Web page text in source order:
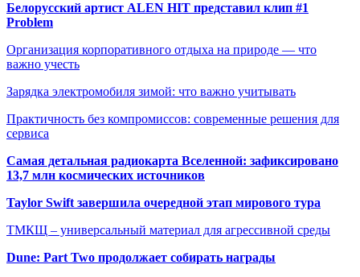
Белорусский артист ALEN HIT представил клип #1
Problem
Организация корпоративного отдыха на природе — что
важно учесть
Зарядка электромобиля зимой: что важно учитывать
Практичность без компромиссов: современные решения для
сервиса
Самая детальная радиокарта Вселенной: зафиксировано
13,7 млн космических источников
Taylor Swift завершила очередной этап мирового тура
ТМКЩ – универсальный материал для агрессивной среды
Dune: Part Two продолжает собирать награды